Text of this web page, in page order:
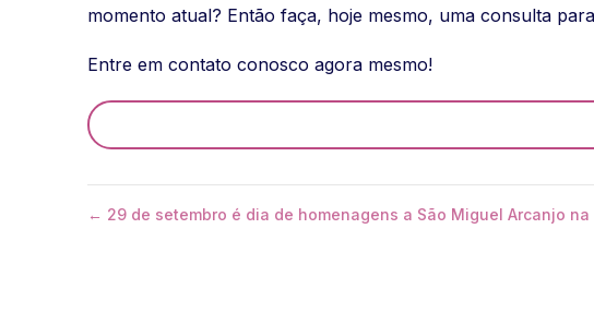
momento atual? Então faça, hoje mesmo, uma consulta
Entre em contato conosco agora mesmo!
← 29 de setembro é dia de homenagens a São Miguel Arcanjo na